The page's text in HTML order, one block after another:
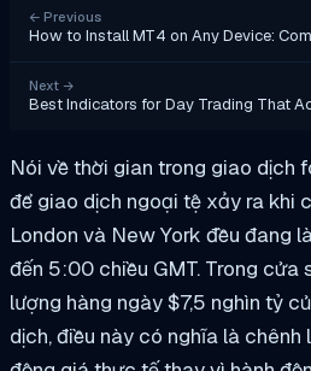
← Previous
How to Install MT4 on Any Device:
Next →
Best Indicators for Day Trading That
Nói về thời gian trong giao dịch
để giao dịch ngoại tệ xảy ra khi
London và New York đều đang
đến 5:00 chiều GMT. Trong cửa
lượng hàng ngày $7,5 nghìn tỷ
dịch, điều này có nghĩa là